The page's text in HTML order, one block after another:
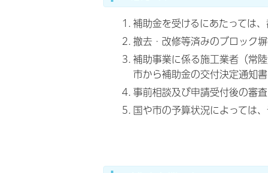
補助金を受けるにあたっては
撤去・改修等済みのブロック
補助事業に係る施工業者（常
市から補助金の交付決定通知
事前相談及び申請受付後の審
国や市の予算状況によっては